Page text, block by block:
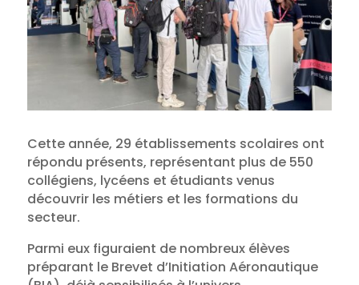
Cette année, 29 établissements scolaires ont
répondu présents, représentant plus de 550
collégiens, lycéens et étudiants venus
découvrir les métiers et les formations du
secteur.
Parmi eux figuraient de nombreux élèves
préparant le Brevet d’Initiation Aéronautique